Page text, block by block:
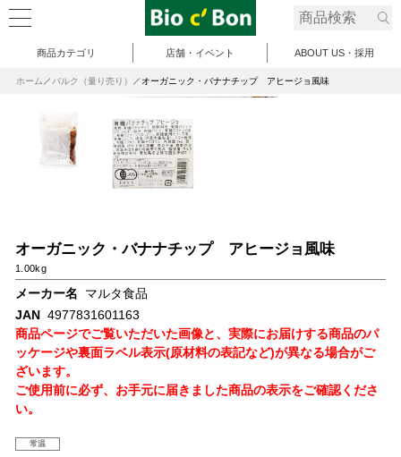
商品カテゴリ 店舗・イベント ABOUT US・採用
ホーム バルク（量り売り） オーガニック・バナナチップ アヒージョ風味
オーガニック・バナナチップ アヒージョ風味
1.00kg
メーカー名
マルタ食品
JAN 4977831601163
商品ページでご覧いただいた画像と、実際にお届けする商品のパ
ッケージや裏面ラベル表示(原材料の表記など)が異なる場合がご
ざいます。
ご使用前に必ず、お手元に届きました商品の表示をご確認くださ
い。
常温